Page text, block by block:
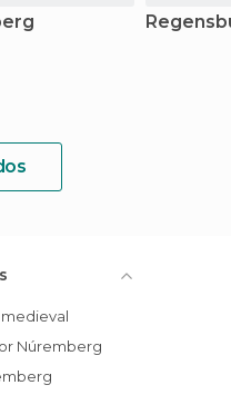
medieval
Núremberg